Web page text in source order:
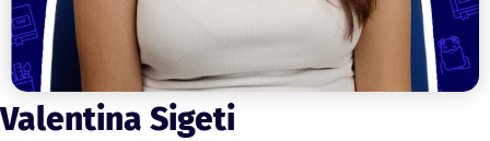
Valentina Sigeti